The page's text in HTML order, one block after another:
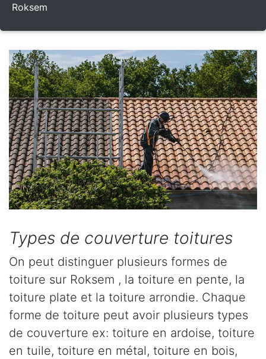
Roksem
Types de couverture toitures
On peut distinguer plusieurs formes de
toiture sur Roksem , la toiture en pente, la
toiture plate et la toiture arrondie. Chaque
forme de toiture peut avoir plusieurs types
de couverture ex: toiture en ardoise, toiture
en tuile, toiture en métal, toiture en bois,